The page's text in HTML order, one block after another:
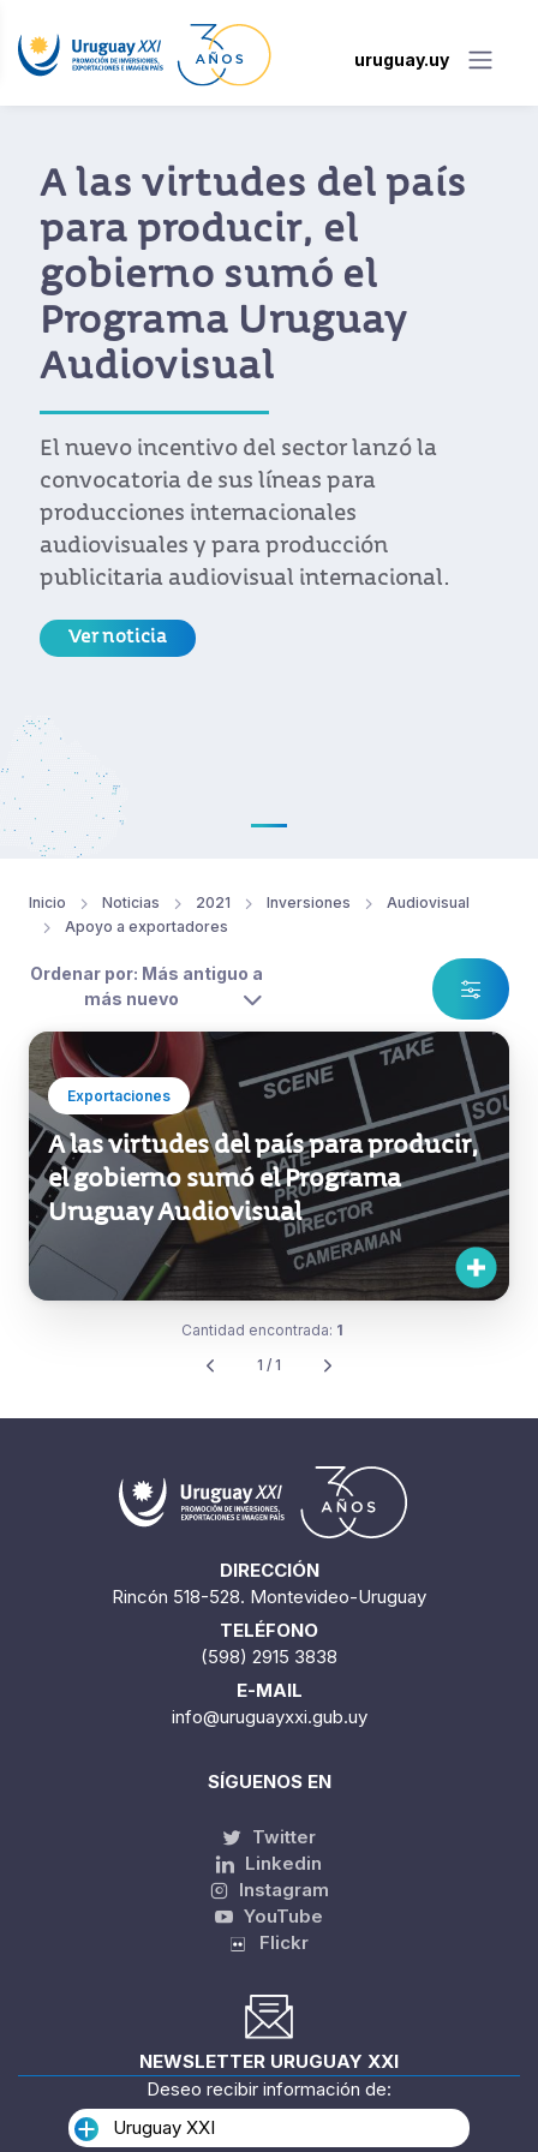
uruguay.uy
A las virtudes del país
para producir, el
gobierno sumó el
Programa Uruguay
Audiovisual
El nuevo incentivo del sector lanzó la
convocatoria de sus líneas para
producciones internacionales
audiovisuales y para producción
publicitaria audiovisual internacional.
Ver noticia
Inicio Noticias 2021 Inversiones
Audiovisual
Apoyo a exportadores
Ordenar por: Más antiguo a
más nuevo
Exportaciones
A las virtudes del país para producir,
el gobierno sumó el Programa
Uruguay Audiovisual
Cantidad encontrada: 1
1 / 1
DIRECCIÓN
Rincón 518-528. Montevideo-Uruguay
TELÉFONO
(598) 2915 3838
E-MAIL
info@uruguayxxi.gub.uy
SÍGUENOS EN
Twitter
Linkedin
Instagram
YouTube
Flickr
NEWSLETTER URUGUAY XXI
Deseo recibir información de:
Uruguay XXI